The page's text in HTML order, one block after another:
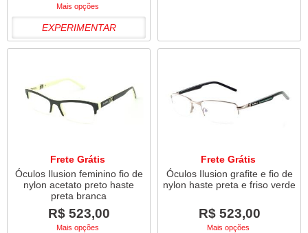
Mais opções
EXPERIMENTAR
Frete Grátis
Óculos Ilusion feminino fio de
nylon acetato preto haste
preta branca
R$ 523,00
Mais opções
Frete Grátis
Óculos Ilusion grafite e fio de
nylon haste preta e friso verde
R$ 523,00
Mais opções